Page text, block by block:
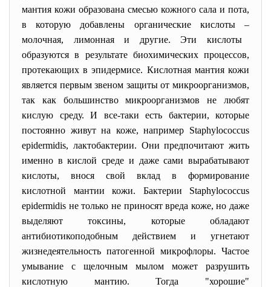
мантия кожи образована смесью кожного сала и пота,
в которую добавлены органические кислоты –
молочная, лимонная и другие. Эти кислоты
образуются в результате биохимических процессов,
протекающих в эпидермисе. Кислотная мантия кожи
является первым звеном защиты от микроорганизмов,
так как большинство микроорганизмов не любят
кислую среду. И все-таки есть бактерии, которые
постоянно живут на коже, например Staphylococcus
epidermidis, лактобактерии. Они предпочитают жить
именно в кислой среде и даже сами вырабатывают
кислоты, внося свой вклад в формирование
кислотной мантии кожи. Бактерии Staphylococcus
epidermidis не только не приносят вреда коже, но даже
выделяют токсины, которые обладают
антибиотикоподобным действием и угнетают
жизнедеятельность патогенной микрофлоры. Частое
умывание с щелочным мылом может разрушить
кислотную мантию. Тогда "хорошие"